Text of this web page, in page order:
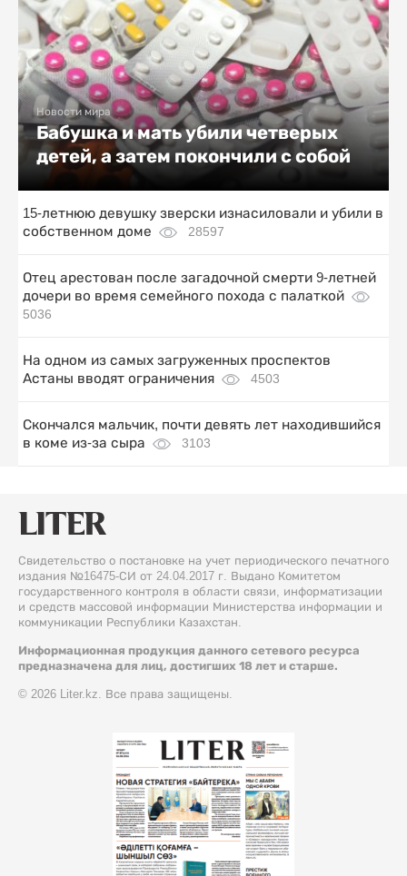
Новости мира
Бабушка и мать убили четверых
детей, а затем покончили с собой
15-летнюю девушку зверски изнасиловали и убили в
собственном доме
28597
Отец арестован после загадочной смерти 9-летней
дочери во время семейного похода с палаткой
5036
На одном из самых загруженных проспектов
Астаны вводят ограничения
4503
Скончался мальчик, почти девять лет находившийся
в коме из-за сыра
3103
Свидетельство о постановке на учет периодического печатного
издания №16475-СИ от 24.04.2017 г. Выдано Комитетом
государственного контроля в области связи, информатизации
и средств массовой информации Министерства информации и
коммуникации Республики Казахстан.
Информационная продукция данного сетевого ресурса
предназначена для лиц, достигших 18 лет и старше.
© 2026 Liter.kz. Все права защищены.